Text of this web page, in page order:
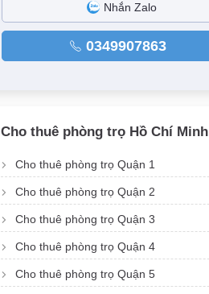
Nhắn Zalo
0349907863
Cho thuê phòng trọ Hồ Chí Minh
Cho thuê phòng trọ Quận 1
Cho thuê phòng trọ Quận 2
Cho thuê phòng trọ Quận 3
Cho thuê phòng trọ Quận 4
Cho thuê phòng trọ Quận 5